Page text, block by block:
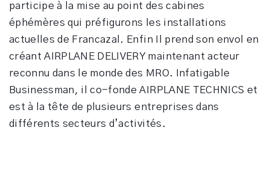
participe à la mise au point des cabines
éphémères qui préfigurons les installations
actuelles de Francazal. Enfin Il prend son envol en
créant AIRPLANE DELIVERY maintenant acteur
reconnu dans le monde des MRO. Infatigable
Businessman, il co-fonde AIRPLANE TECHNICS et
est à la tête de plusieurs entreprises dans
différents secteurs d’activités.